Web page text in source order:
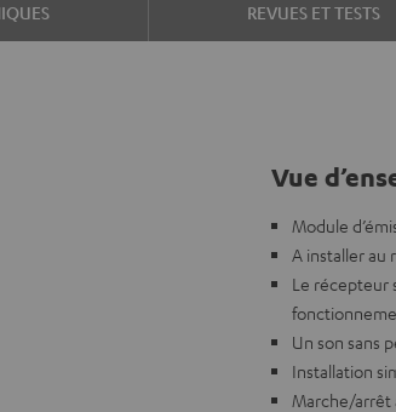
REVUES ET TESTS
Vue
Module
A installer au
Le récepteur
Un son sans
Installation
Marche/arrêt